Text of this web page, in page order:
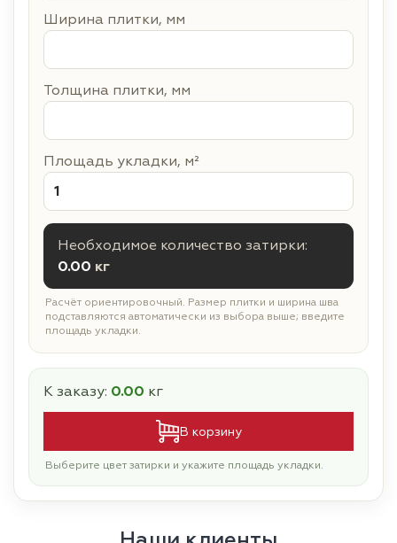
Ширина плитки, мм
Толщина плитки, мм
Площадь укладки, м²
Необходимое количество затирки:
0.00 кг
Расчёт ориентировочный. Размер плитки и ширина шва
подставляются автоматически из выбора выше; введите
площадь укладки.
К заказу: 0.00 кг
В корзину
Выберите цвет затирки и укажите площадь укладки.